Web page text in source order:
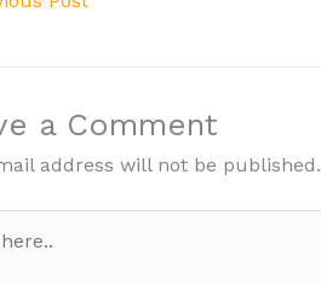
a Comment
address will not be published.